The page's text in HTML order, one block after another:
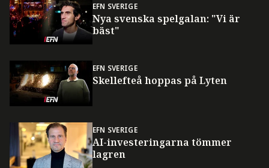
EFN SVERIGE
Nya svenska spelgalan: "Vi är
bäst"
EFN SVERIGE
Skellefteå hoppas på Lyten
EFN SVERIGE
AI-investeringarna tömmer
lagren